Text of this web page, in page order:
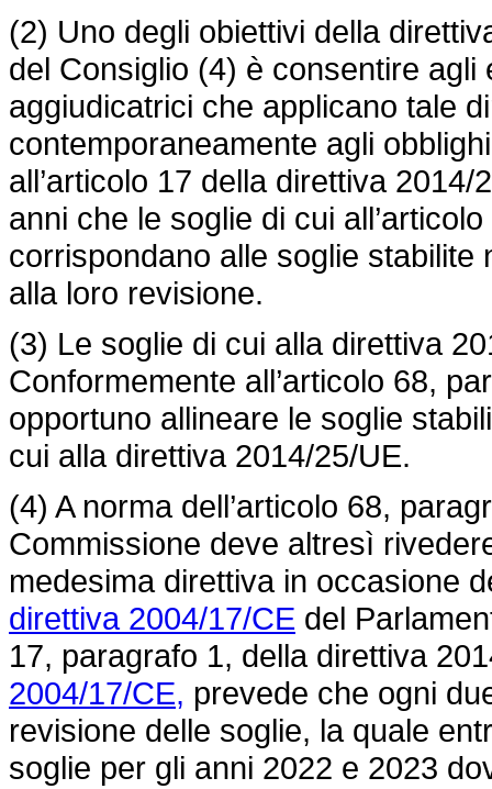
(2) Uno degli obiettivi della
del Consiglio (4) è consentire
aggiudicatrici che applicano tale
contemporaneamente agli
all’articolo 17 della direttiva
anni che le soglie di cui
corrispondano alle soglie stabilite
alla loro revisione.
(3) Le soglie di cui alla direttiva
Conformemente all’articolo 68,
opportuno allineare le soglie
cui alla direttiva 2014/25/UE.
(4) A norma dell’articolo 68,
Commissione deve altresì
medesima direttiva in occasione
direttiva 2004/17/CE del
17, paragrafo 1, della direttiva
2004/17/CE, prevede che ogni
revisione delle soglie, la quale
soglie per gli anni 2022 e 2023